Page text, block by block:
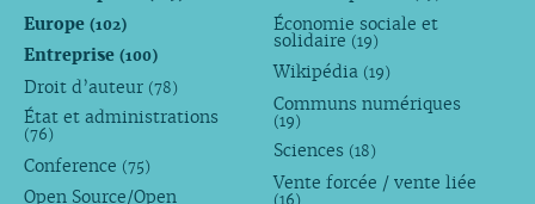
Europe (102)
Entreprise (100)
Droit d’auteur (78)
État et administrations
(76)
Conference (75)
Open Source/Open
Économie sociale et
solidaire (19)
Wikipédia (19)
Communs numériques
(19)
Sciences (18)
Vente forcée / vente liée
(16)